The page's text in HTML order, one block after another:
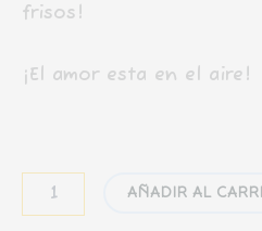
frisos!
¡El amor esta en el aire!
Friso:
AÑADIR AL